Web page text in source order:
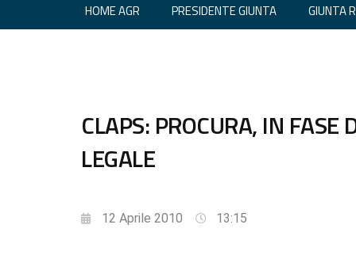
HOME AGR PRESIDENTE GIUNTA GIUNTA
CLAPS: PROCURA, IN FASE
LEGALE
12 Aprile 2010 13:15